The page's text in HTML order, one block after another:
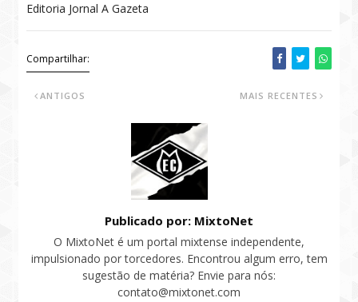
Editoria Jornal A Gazeta
Compartilhar:
MAIS RECENTES
ANTIGOS
Publicado por: MixtoNet
O MixtoNet é um portal mixtense independente,
impulsionado por torcedores. Encontrou algum erro, tem
sugestão de matéria? Envie para nós:
contato@mixtonet.com